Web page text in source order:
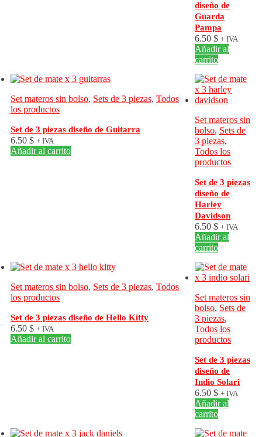
diseño de
Guarda
Pampa
6.50 $ + IVA
Añadir al
carrito
Set materos sin bolso, Sets de 3 piezas, Todos
los productos
Set de 3 piezas diseño de Guitarra
6.50 $ + IVA
Añadir al carrito
Set materos sin
bolso, Sets de
3 piezas,
Todos los
productos
Set de 3 piezas
diseño de
Harley
Davidson
6.50 $ + IVA
Añadir al
carrito
Set materos sin bolso, Sets de 3 piezas, Todos
los productos
Set de 3 piezas diseño de Hello Kitty
6.50 $ + IVA
Añadir al carrito
Set materos sin
bolso, Sets de
3 piezas,
Todos los
productos
Set de 3 piezas
diseño de
Indio Solari
6.50 $ + IVA
Añadir al
carrito